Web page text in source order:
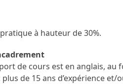
à hauteur de 30%.
de cours est en anglais, au
de 15 ans d’expérience et/